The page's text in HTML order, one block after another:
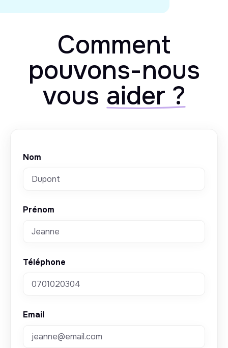
Comment
pouvons-nous
vous aider ?
Nom
Prénom
Téléphone
Email